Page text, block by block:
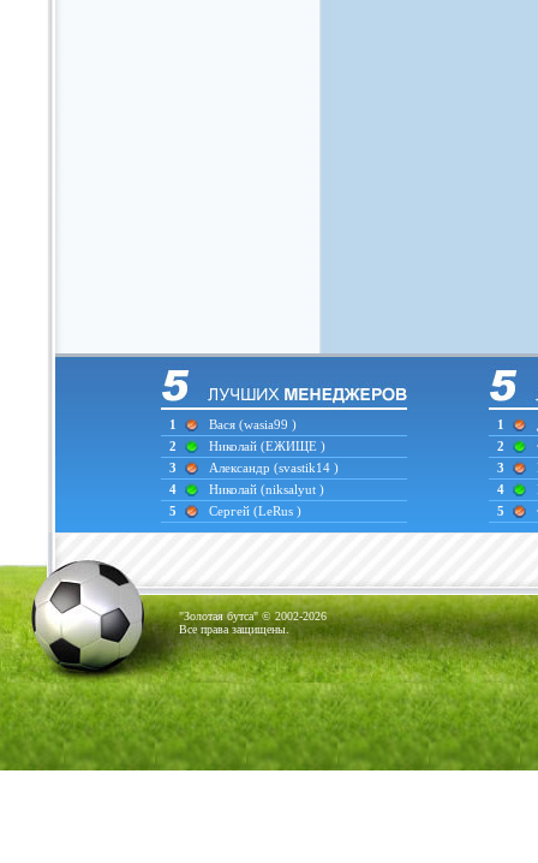
1 Вася (wasia99 )
2
Николай (ЕЖИЩЕ )
3
Александр (svastik14 )
4
Николай (niksalyut )
5
Сергей (LeRus )
1
2
3
4
5
"Золотая бутса" © 2002-2026
Все права защищены.